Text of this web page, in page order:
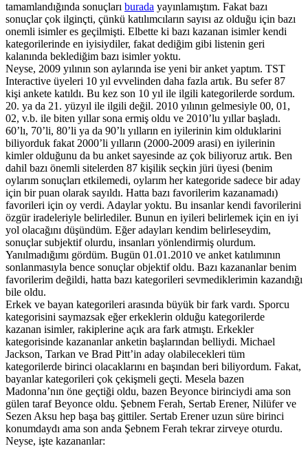
tamamlandığında sonuçları burada yayınlamıştım. Fakat bazı
sonuçlar çok ilginçti, çünkü katılımcıların sayısı az olduğu için bazı
onemli isimler es geçilmişti. Elbette ki bazı kazanan isimler kendi
kategorilerinde en iyisiydiler, fakat dediğim gibi listenin geri
kalanında beklediğim bazı isimler yoktu.
Neyse, 2009 yılının son aylarında ise yeni bir anket yaptım. TST
Interactive üyeleri 10 yıl evvelinden daha fazla artık. Bu sefer 87
kişi ankete katıldı. Bu kez son 10 yıl ile ilgili kategorilerde sordum.
20. ya da 21. yüzyıl ile ilgili değil. 2010 yılının gelmesiyle 00, 01,
02, v.b. ile biten yıllar sona ermiş oldu ve 2010’lu yıllar başladı.
60’lı, 70’li, 80’li ya da 90’lı yılların en iyilerinin kim olduklarini
biliyorduk fakat 2000’li yılların (2000-2009 arasi) en iyilerinin
kimler olduğunu da bu anket sayesinde az çok biliyoruz artık. Ben
dahil bazı önemli sitelerden 87 kişilik seçkin jüri üyesi (benim
oylarım sonuçları etkilemedi, oylarım her kategoride sadece bir aday
için bir puan olarak sayıldı. Hatta bazı favorilerim kazanamadı)
favorileri için oy verdi. Adaylar yoktu. Bu insanlar kendi favorilerini
özgür iradeleriyle belirlediler. Bunun en iyileri belirlemek için en iyi
yol olacağını düşündüm. Eğer adayları kendim belirleseydim,
sonuçlar subjektif olurdu, insanları yönlendirmiş olurdum.
Yanılmadığımı gördüm. Bugün 01.01.2010 ve anket katılımının
sonlanmasıyla bence sonuçlar objektif oldu. Bazı kazananlar benim
favorilerim değildi, hatta bazı kategorileri sevmediklerimin kazandığı
bile oldu.
Erkek ve bayan kategorileri arasında büyük bir fark vardı. Sporcu
kategorisini saymazsak eğer erkeklerin olduğu kategorilerde
kazanan isimler, rakiplerine açık ara fark atmıştı. Erkekler
kategorisinde kazananlar anketin başlarından belliydi. Michael
Jackson, Tarkan ve Brad Pitt’in aday olabilecekleri tüm
kategorilerde birinci olacaklarını en başından beri biliyordum. Fakat,
bayanlar kategorileri çok çekişmeli geçti. Mesela bazen
Madonna’nın öne geçtiği oldu, bazen Beyonce birinciydi ama son
gülen taraf Beyonce oldu. Şebnem Ferah, Sertab Erener, Nilüfer ve
Sezen Aksu hep başa baş gittiler. Sertab Erener uzun süre birinci
konumdaydı ama son anda Şebnem Ferah tekrar zirveye oturdu.
Neyse, işte kazananlar: